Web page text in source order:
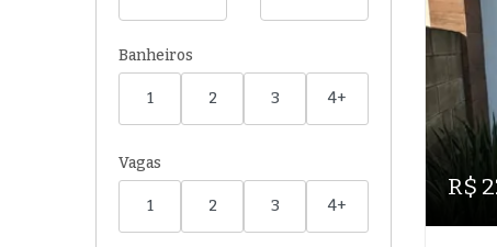
Banheiros
1 2 3 4+
Vagas
1 2 3 4+
R$